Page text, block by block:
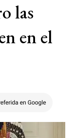
las
en el